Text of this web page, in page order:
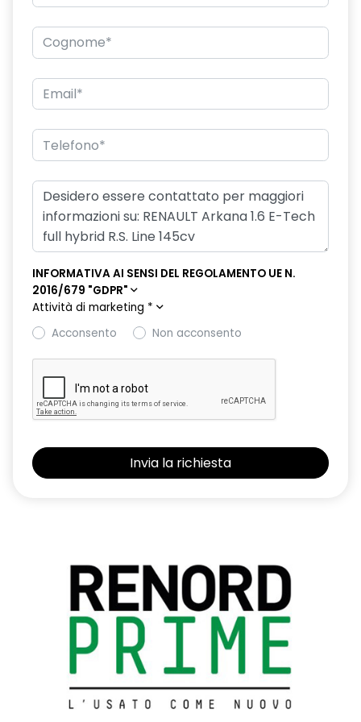
Climatizzatore automatico
Commutazione automatica degli abbaglianti / anabbaglianti
Cruise control adattivo con Stop&Go automatico
Digital Driver Display 7"
Doppiofondo bagagliaio con separatore removibile (extra
Easy Access System II (apertura/chiusura all'avvicinamento)
Easy Park Assist (parcheggio a mani libere)
Eco Drive
Fari design con firma C-Shape all'anteriore e effetto 3D al
posteriore
Frenata d'emergenza attiva (AEBS) con riconoscimento
pedoni e ciclisti
Freno di stazionamento elettrico con funzione auto-hold
Funzione antislittamento ASR
Modanature di protezione laterale in metallo scuro
Paraurti anteriore sportivo con lama aerodinamica F1
Parking camera posteriore
Pedaliera in alluminio
Privacy Glass (Vetri laterali posteriori e lunotto oscurati)
INFORMATIVA AI SENSI DEL REGOLAMENTO UE N.
2016/679 "GDPR"
Attività di marketing *
Acconsento
Non acconsento